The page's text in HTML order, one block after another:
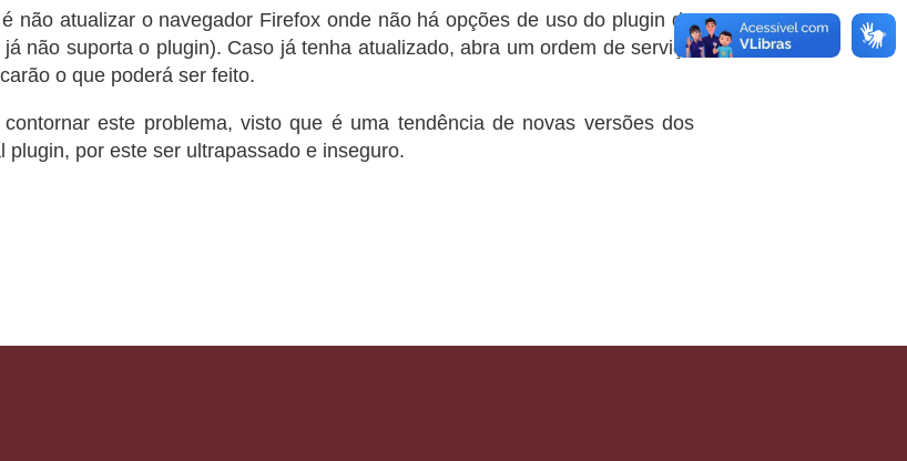
não atualizar o navegador Firefox onde não há opções de uso do plugin do
não suporta o plugin). Caso já tenha atualizado, abra um ordem de serviço
o que poderá ser feito.
este problema, visto que é uma tendência de novas versões dos
por este ser ultrapassado e inseguro.